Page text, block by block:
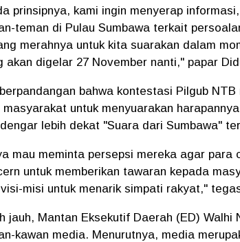
prinsipnya, kami ingin menyerap
teman di Pulau Sumbawa terkait
merahnya untuk kita suarakan dalam
akan digelar 27 November nanti," papar
bahwa kontestasi Pilgub
masyarakat untuk menyuarakan
lebih dekat "Suara dari Sumbawa"
mau meminta persepsi mereka agar
untuk memberikan tawaran kepada
misi untuk menarik simpati rakyat,"
jauh, Mantan Eksekutif Daerah (ED)
kawan media. Menurutnya, media